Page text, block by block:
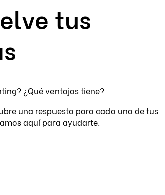
tus
¿Qué ventajas tiene?
una respuesta para cada una de tus
aquí para ayudarte.